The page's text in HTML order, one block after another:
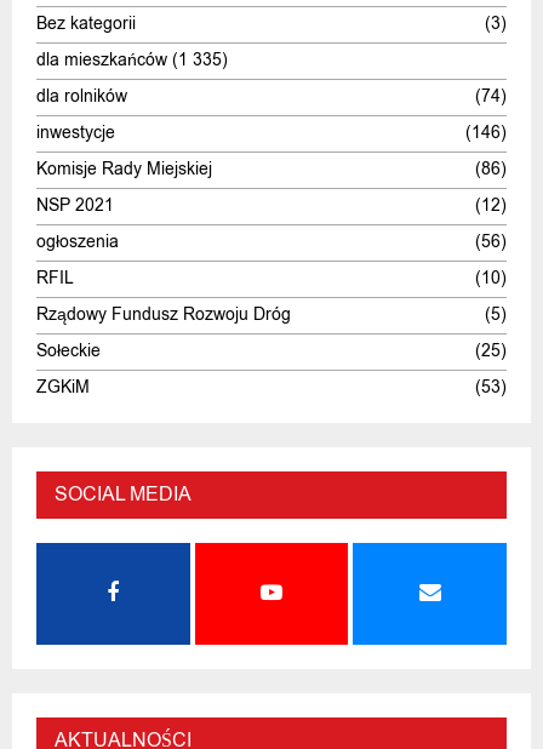
Bez kategorii
(3)
dla mieszkańców (1 335)
dla rolników
(74)
inwestycje
(146)
Komisje Rady Miejskiej
(86)
NSP 2021
(12)
ogłoszenia
(56)
RFIL
(10)
Rządowy Fundusz Rozwoju Dróg
(5)
Sołeckie
(25)
ZGKiM
(53)
SOCIAL MEDIA
AKTUALNOŚCI